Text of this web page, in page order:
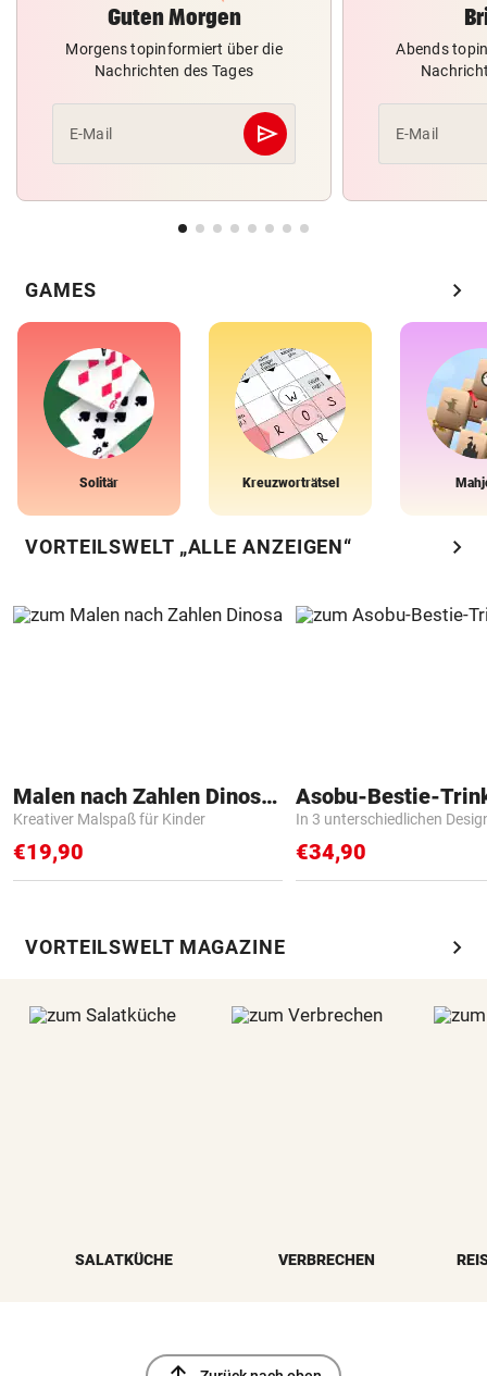
Guten Morgen
Morgens topinformiert über die
Nachrichten des Tages
E-Mail send
Abschicken
Abends
E-Mail
GAMES chevron_right
Solitär Kreuzworträtsel
VORTEILSWELT „ALLE ANZEIGEN“ chevron_right
Malen nach Zahlen Dinosaurier
Kreativer Malspaß für Kinder
€19,90
Asobu-Bestie-
In 3 unterschiedlichen
€34,90
VORTEILSWELT MAGAZINE chevron_right
SALATKÜCHE VERBRECHEN